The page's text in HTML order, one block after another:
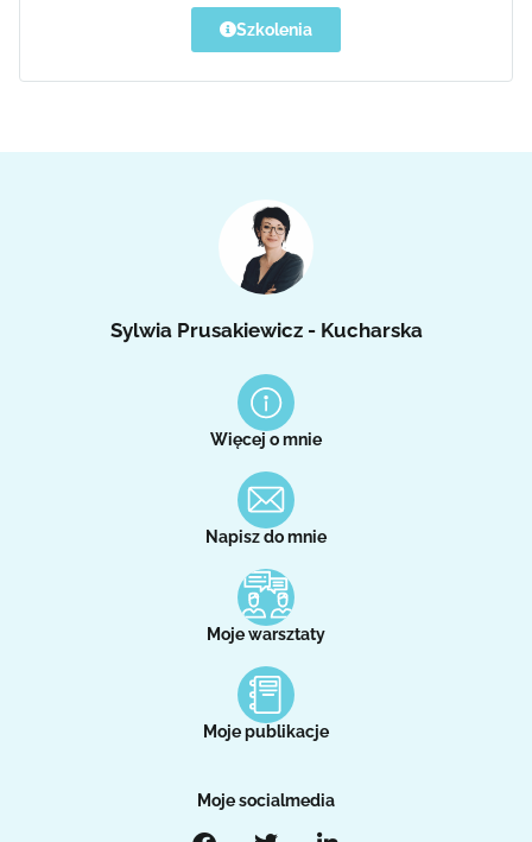
Szkolenia
Sylwia Prusakiewicz - Kucharska
Więcej o mnie
Napisz do mnie
Moje warsztaty
Moje publikacje
Moje socialmedia